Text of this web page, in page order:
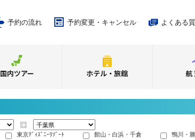
予約の流れ 予約変更・キャンセル よくある
国内ツアー ホテル・旅館
東京ﾃﾞｨｽﾞﾆｰﾘｿﾞｰﾄ 館山・白浜・千倉
鴨川・